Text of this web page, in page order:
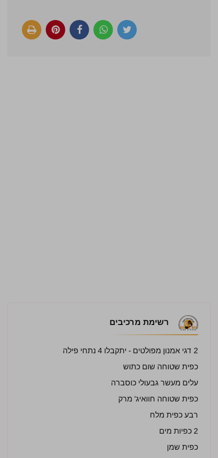
רשימת מרכיבים
2 דגי אמנון מפולטים - יתקבלו 4 נתחי פילה
כפית שטוחה שום כתוש
עלים מעשר גבעולי כוסברה
כפית שטוחה חוואיג' מרק
רבע כפית מלח
2 כפיות מים
כפית שמן